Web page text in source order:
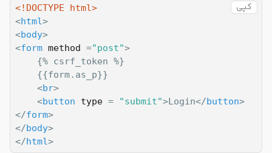
document .querySelector(
"#id_message_send_input"
document
if
document .querySelector(
document
var messageInput = document.querySelector(
"#id_message_send_input"
	).value;
	chatSocket.send(
کپی <!DOCTYPE html>
<html>
<body>
<form method ="post">
<br>
<button type = "submit">Login</button>
</form>
</body>
</html>